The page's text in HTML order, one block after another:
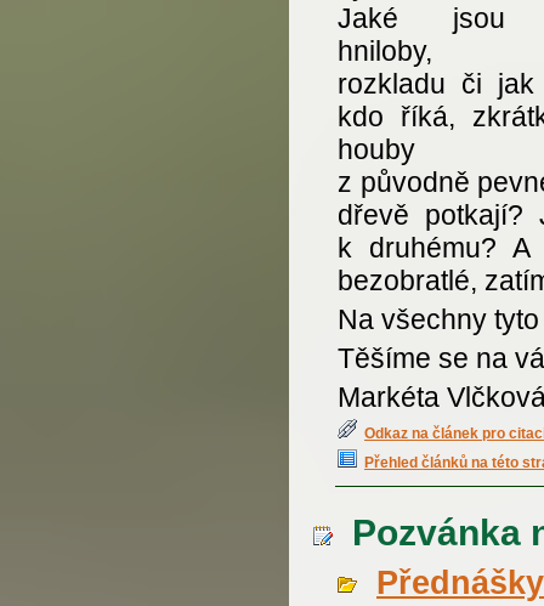
Jaké jsou
hniloby,
rozkladu či jak
kdo říká,
houby
z původně
dřevě potkají?
k druhému?
bezobratlé,
Na všechny
Těšíme se na
Markéta
Odkaz na článek pro
Přehled článků na této
Pozvánka
Přednášky